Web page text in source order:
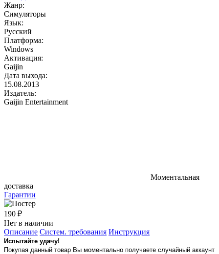
Жанр:
Симуляторы
Язык:
Русский
Платформа:
Windows
Активация:
Gaijin
Дата выхода:
15.08.2013
Издатель:
Gaijin Entertainment
Моментальная
доставка
Гарантии
190 ₽
Нет в наличии
Описание Систем. требования Инструкция
Испытайте удачу!
Покупая данный товар Вы моментально получаете случайный аккаунт